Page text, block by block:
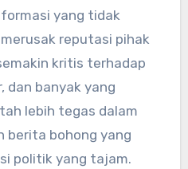
yang tidak
reputasi pihak
kritis terhadap
dan banyak yang
lebih tegas dalam
berita bohong yang
politik yang tajam.